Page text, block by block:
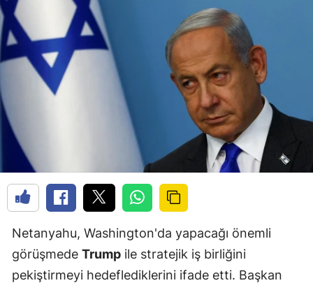
Netanyahu, Washington'da yapacağı önemli
görüşmede Trump ile stratejik iş birliğini
pekiştirmeyi hedeflediklerini ifade etti. Başkan